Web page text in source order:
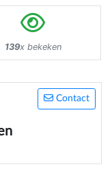
139x bekeken
Contact